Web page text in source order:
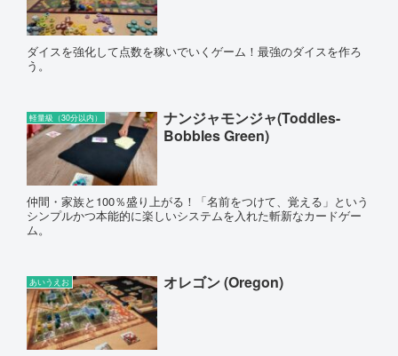
ダイスを強化して点数を稼いでいくゲーム！最強のダイスを作ろ
う。
軽量級（30分以内）
ナンジャモンジャ(Toddles-
Bobbles Green)
仲間・家族と100％盛り上がる！「名前をつけて、覚える」という
シンプルかつ本能的に楽しいシステムを入れた斬新なカードゲー
ム。
あいうえお オレゴン (Oregon)